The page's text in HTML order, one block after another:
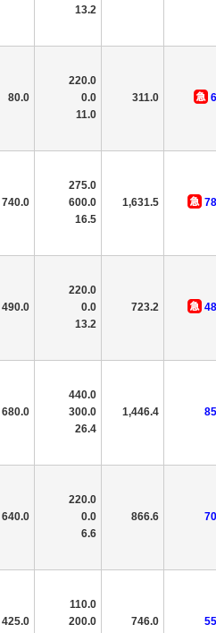
13.2
80.0
220.0
0.0
11.0
311.0
740.0
275.0
600.0
16.5
1,631.5
490.0
220.0
0.0
13.2
723.2
680.0
440.0
300.0
26.4
1,446.4
640.0
220.0
0.0
6.6
866.6
425.0
110.0
200.0
746.0